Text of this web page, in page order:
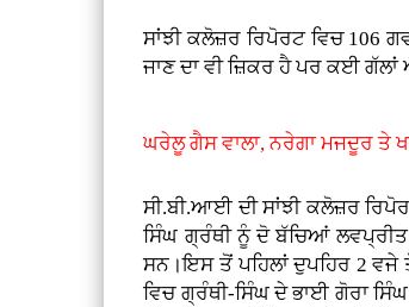
ਸਾਂਝੀ ਕਲੋਜ਼ਰ ਰਿਪੋਰਟ ਵਿਚ 106
ਜਾਣ ਦਾ ਵੀ ਜ਼ਿਕਰ ਹੈ ਪਰ ਕਈ ਗੱਲਾਂ
ਘਰੇਲੂ ਗੈਸ ਵਾਲਾ, ਨਰੇਗਾ ਮਜਦੂਰ ਤੇ
ਸੀ.ਬੀ.ਆਈ ਦੀ ਸਾਂਝੀ ਕਲੋਜ਼ਰ
ਸਿੰਘ ਗ੍ਰੰਥੀ ਨੂੰ ਦੋ ਬੱਚਿਆਂ
ਸਨ।ਇਸ ਤੋਂ ਪਹਿਲਾਂ ਦੁਪਹਿਰ 2 ਵਜੇ
ਵਿਚ ਗ੍ਰੰਥੀ-ਸਿੰਘ ਦੇ ਭਾਈ ਗੋਰਾ